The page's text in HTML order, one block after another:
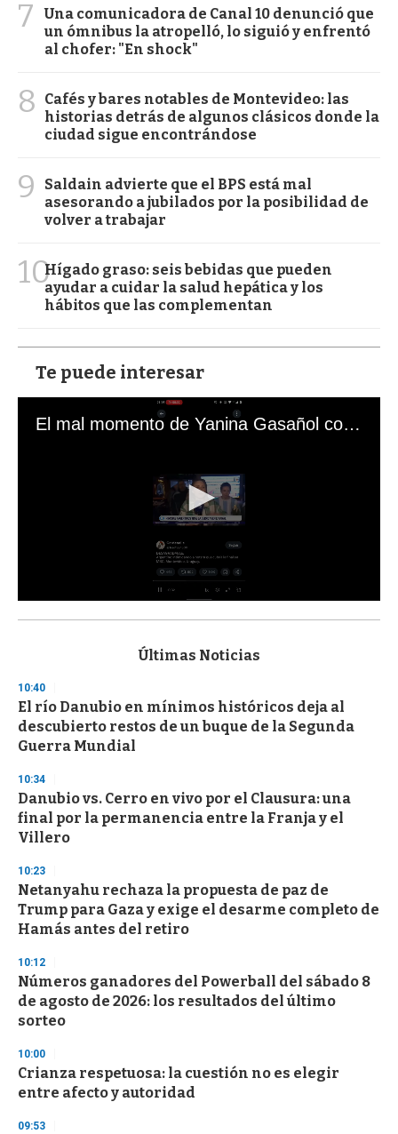
7
Una comunicadora de Canal 10 denunció que
un ómnibus la atropelló, lo siguió y enfrentó
al chofer: "En shock"
8
Cafés y bares notables de Montevideo: las
historias detrás de algunos clásicos donde la
ciudad sigue encontrándose
9
Saldain advierte que el BPS está mal
asesorando a jubilados por la posibilidad de
volver a trabajar
10Hígado graso: seis bebidas que pueden
ayudar a cuidar la salud hepática y los
hábitos que las complementan
Te puede interesar
El mal momento de Yanina Gasañol con un hincha argentino en "Subrayado"
s
d
s
o
f
3
s
e
c
o
n
Últimas Noticias
10:40
El río Danubio en mínimos históricos deja al
descubierto restos de un buque de la Segunda
Guerra Mundial
10:34
Danubio vs. Cerro en vivo por el Clausura: una
final por la permanencia entre la Franja y el
Villero
10:23
Netanyahu rechaza la propuesta de paz de
Trump para Gaza y exige el desarme completo de
Hamás antes del retiro
10:12
Números ganadores del Powerball del sábado 8
de agosto de 2026: los resultados del último
sorteo
10:00
Crianza respetuosa: la cuestión no es elegir
entre afecto y autoridad
09:53